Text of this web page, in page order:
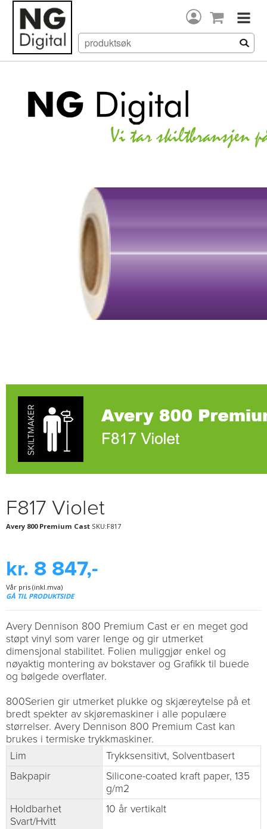
F817 Violet
Avery 800 Premium Cast SKU:F817
kr. 8 847,-
Vår pris (inkl.mva)
GÅ TIL PRODUKTSIDE
Avery Dennison 800 Premium Cast er en meget god
støpt vinyl som varer lenge og gir utmerket
dimensjonal stabilitet. Folien muliggjør enkel og
nøyaktig montering av bokstaver og Grafikk til buede
og bølgede overflater.
800Serien gir utmerket plukke og skjæreytelse på et
bredt spekter av skjøremaskiner i alle populære
størrelser. Avery Dennison 800 Premium Cast kan
brukes i termiske trykkmaskiner.
Lim
Trykksensitivt, Solventbasert
Bakpapir
Silicone-coated kraft paper, 135
g/m2
Holdbarhet
Svart/Hvitt
10 år vertikalt